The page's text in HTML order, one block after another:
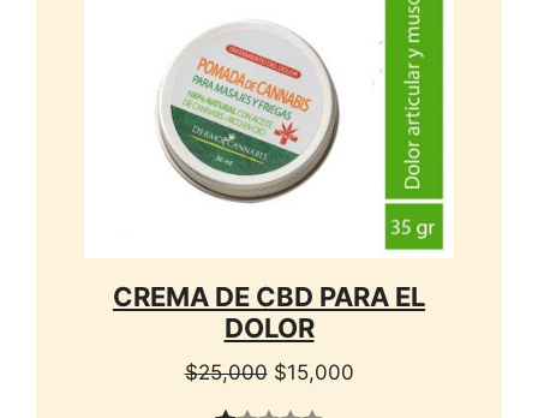
CREMA DE CBD PARA EL
DOLOR
$25,000 El
$15,000El